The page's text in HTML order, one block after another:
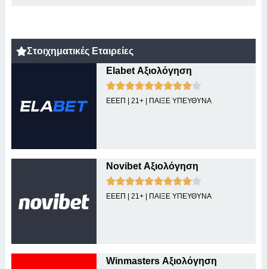
Στοιχηματικές Εταιρείες
Elabet Αξιολόγηση
ΕΕΕΠ | 21+ | ΠΑΙΞΕ ΥΠΕΥΘΥΝΑ
Novibet Αξιολόγηση
ΕΕΕΠ | 21+ | ΠΑΙΞΕ ΥΠΕΥΘΥΝΑ
Winmasters Αξιολόγηση